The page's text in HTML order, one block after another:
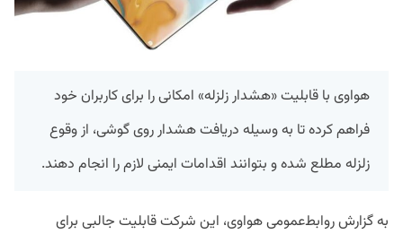
هواوی با قابلیت «هشدار زلزله» امکانی را برای کاربران خود
فراهم کرده تا به وسیله دریافت هشدار روی گوشی‌، از وقوع
زلزله مطلع شده و بتوانند اقدامات ایمنی لازم را انجام دهند.
به گزارش روابط‌عمومی هواوی، این شرکت قابلیت جالبی برای